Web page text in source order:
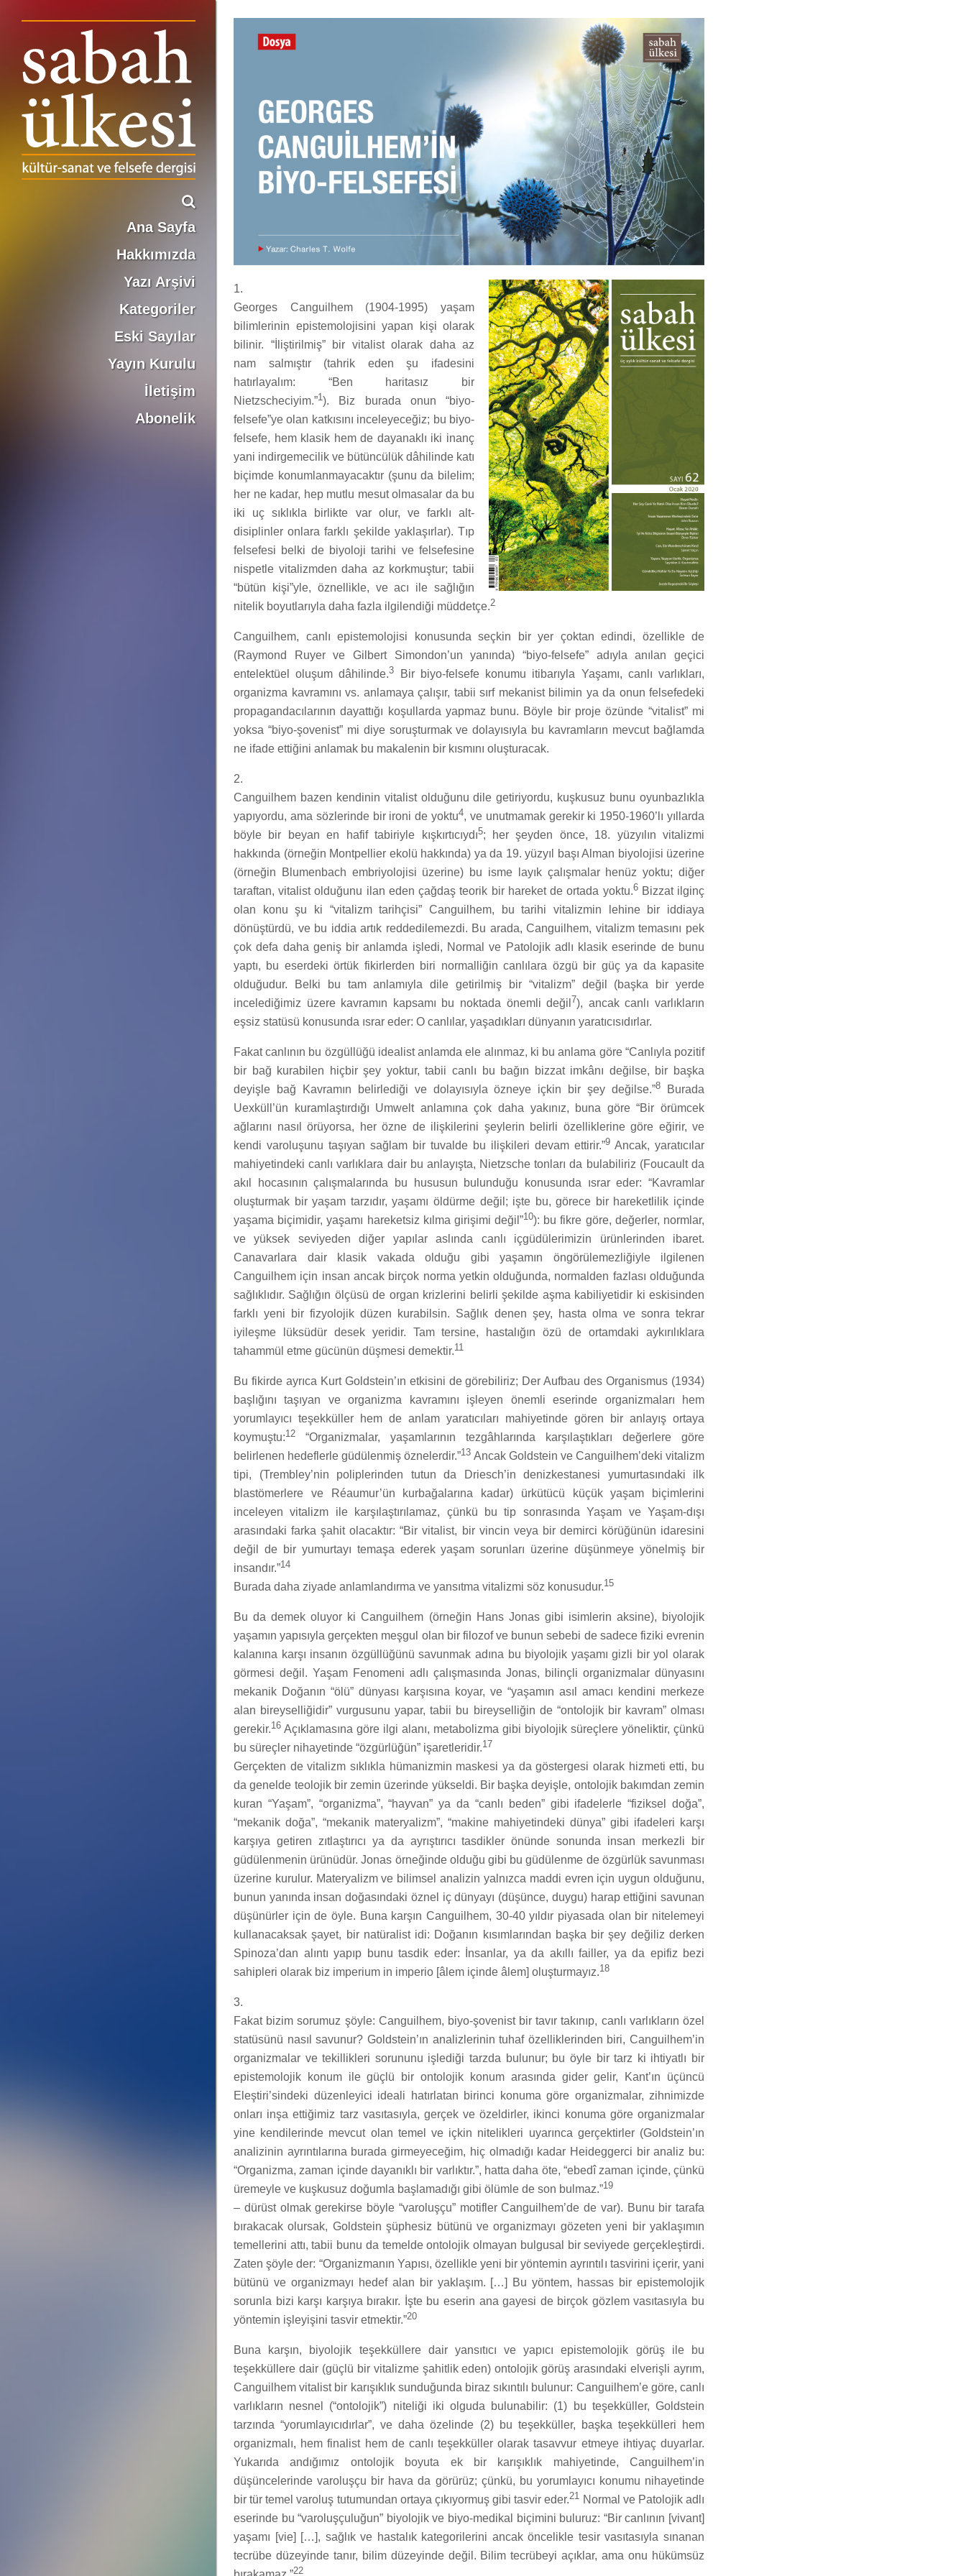
Ana Sayfa
Hakkımızda
Yazı Arşivi
Kategoriler
Eski Sayılar
Yayın Kurulu
İletişim
Abonelik
1.
Georges Canguilhem (1904-1995) yaşam
bilimlerinin epistemolojisini yapan kişi olarak
bilinir. “İliştirilmiş” bir vitalist olarak daha az
nam salmıştır (tahrik eden şu ifadesini
hatırlayalım: “Ben haritasız bir
Nietzscheciyim.”1 ). Biz burada onun “biyo-
felsefe”ye olan katkısını inceleyeceğiz; bu biyo-
felsefe, hem klasik hem de dayanaklı iki inanç
yani indirgemecilik ve bütüncülük dâhilinde katı
biçimde konumlanmayacaktır (şunu da bilelim;
her ne kadar, hep mutlu mesut olmasalar da bu
iki uç sıklıkla birlikte var olur, ve farklı alt-
disiplinler onlara farklı şekilde yaklaşırlar). Tıp
felsefesi belki de biyoloji tarihi ve felsefesine
nispetle vitalizmden daha az korkmuştur; tabii
“bütün kişi”yle, öznellikle, ve acı ile sağlığın
nitelik boyutlarıyla daha fazla ilgilendiği müddetçe.2
Canguilhem, canlı epistemolojisi konusunda seçkin bir yer çoktan edindi, özellikle de
(Raymond Ruyer ve Gilbert Simondon’un yanında) “biyo-felsefe” adıyla anılan geçici
entelektüel oluşum dâhilinde.3 Bir biyo-felsefe konumu itibarıyla Yaşamı, canlı varlıkları,
organizma kavramını vs. anlamaya çalışır, tabii sırf mekanist bilimin ya da onun felsefedeki
propagandacılarının dayattığı koşullarda yapmaz bunu. Böyle bir proje özünde “vitalist” mi
yoksa “biyo-şovenist” mi diye soruşturmak ve dolayısıyla bu kavramların mevcut bağlamda
ne ifade ettiğini anlamak bu makalenin bir kısmını oluşturacak.
2.
Canguilhem bazen kendinin vitalist olduğunu dile getiriyordu, kuşkusuz bunu oyunbazlıkla
yapıyordu, ama sözlerinde bir ironi de yoktu4, ve unutmamak gerekir ki 1950-1960’lı yıllarda
böyle bir beyan en hafif tabiriyle kışkırtıcıydı5; her şeyden önce, 18. yüzyılın vitalizmi
hakkında (örneğin Montpellier ekolü hakkında) ya da 19. yüzyıl başı Alman biyolojisi üzerine
(örneğin Blumenbach embriyolojisi üzerine) bu isme layık çalışmalar henüz yoktu; diğer
taraftan, vitalist olduğunu ilan eden çağdaş teorik bir hareket de ortada yoktu.6Bizzat ilginç
olan konu şu ki “vitalizm tarihçisi” Canguilhem, bu tarihi vitalizmin lehine bir iddiaya
dönüştürdü, ve bu iddia artık reddedilemezdi. Bu arada, Canguilhem, vitalizm temasını pek
çok defa daha geniş bir anlamda işledi, Normal ve Patolojik adlı klasik eserinde de bunu
yaptı, bu eserdeki örtük fikirlerden biri normalliğin canlılara özgü bir güç ya da kapasite
olduğudur. Belki bu tam anlamıyla dile getirilmiş bir “vitalizm” değil (başka bir yerde
incelediğimiz üzere kavramın kapsamı bu noktada önemli değil 7), ancak canlı varlıkların
eşsiz statüsü konusunda ısrar eder: O canlılar, yaşadıkları dünyanın yaratıcısıdırlar.
Fakat canlının bu özgüllüğü idealist anlamda ele alınmaz, ki bu anlama göre “Canlıyla pozitif
bir bağ kurabilen hiçbir şey yoktur, tabii canlı bu bağın bizzat imkânı değilse, bir başka
deyişle bağ Kavramın belirlediği ve dolayısıyla özneye içkin bir şey değilse.”8 Burada
Uexküll’ün kuramlaştırdığı Umwelt anlamına çok daha yakınız, buna göre “Bir örümcek
ağlarını nasıl örüyorsa, her özne de ilişkilerini şeylerin belirli özelliklerine göre eğirir, ve
kendi varoluşunu taşıyan sağlam bir tuvalde bu ilişkileri devam ettirir.”9 Ancak, yaratıcılar
mahiyetindeki canlı varlıklara dair bu anlayışta, Nietzsche tonları da bulabiliriz (Foucault da
akıl hocasının çalışmalarında bu hususun bulunduğu konusunda ısrar eder: “Kavramlar
oluşturmak bir yaşam tarzıdır, yaşamı öldürme değil; işte bu, görece bir hareketlilik içinde
yaşama biçimidir, yaşamı hareketsiz kılma girişimi değil”10): bu fikre göre, değerler, normlar,
ve yüksek seviyeden diğer yapılar aslında canlı içgüdülerimizin ürünlerinden ibaret.
Canavarlara dair klasik vakada olduğu gibi yaşamın öngörülemezliğiyle ilgilenen
Canguilhem için insan ancak birçok norma yetkin olduğunda, normalden fazlası olduğunda
sağlıklıdır. Sağlığın ölçüsü de organ krizlerini belirli şekilde aşma kabiliyetidir ki eskisinden
farklı yeni bir fizyolojik düzen kurabilsin. Sağlık denen şey, hasta olma ve sonra tekrar
iyileşme lüksüdür desek yeridir. Tam tersine, hastalığın özü de ortamdaki aykırılıklara
tahammül etme gücünün düşmesi demektir.11
Bu fikirde ayrıca Kurt Goldstein’ın etkisini de görebiliriz; Der Aufbau des Organismus (1934)
başlığını taşıyan ve organizma kavramını işleyen önemli eserinde organizmaları hem
yorumlayıcı teşekküller hem de anlam yaratıcıları mahiyetinde gören bir anlayış ortaya
koymuştu:12 “Organizmalar, yaşamlarının tezgâhlarında karşılaştıkları değerlere göre
belirlenen hedeflerle güdülenmiş öznelerdir.”13 Ancak Goldstein ve Canguilhem’deki vitalizm
tipi, (Trembley’nin poliplerinden tutun da Driesch’in denizkestanesi yumurtasındaki ilk
blastömerlere ve Réaumur’ün kurbağalarına kadar) ürkütücü küçük yaşam biçimlerini
inceleyen vitalizm ile karşılaştırılamaz, çünkü bu tip sonrasında Yaşam ve Yaşam-dışı
arasındaki farka şahit olacaktır: “Bir vitalist, bir vincin veya bir demirci körüğünün idaresini
değil de bir yumurtayı temaşa ederek yaşam sorunları üzerine düşünmeye yönelmiş bir
insandır.”14
Burada daha ziyade anlamlandırma ve yansıtma vitalizmi söz konusudur.15
Bu da demek oluyor ki Canguilhem (örneğin Hans Jonas gibi isimlerin aksine), biyolojik
yaşamın yapısıyla gerçekten meşgul olan bir filozof ve bunun sebebi de sadece fiziki evrenin
kalanına karşı insanın özgüllüğünü savunmak adına bu biyolojik yaşamı gizli bir yol olarak
görmesi değil. Yaşam Fenomeni adlı çalışmasında Jonas, bilinçli organizmalar dünyasını
mekanik Doğanın “ölü” dünyası karşısına koyar, ve “yaşamın asıl amacı kendini merkeze
alan bireyselliğidir” vurgusunu yapar, tabii bu bireyselliğin de “ontolojik bir kavram” olması
gerekir.16 Açıklamasına göre ilgi alanı, metabolizma gibi biyolojik süreçlere yöneliktir, çünkü
bu süreçler nihayetinde “özgürlüğün” işaretleridir.17
Gerçekten de vitalizm sıklıkla hümanizmin maskesi ya da göstergesi olarak hizmeti etti, bu
da genelde teolojik bir zemin üzerinde yükseldi. Bir başka deyişle, ontolojik bakımdan zemin
kuran “Yaşam”, “organizma”, “hayvan” ya da “canlı beden” gibi ifadelerle “fiziksel doğa”,
“mekanik doğa”, “mekanik materyalizm”, “makine mahiyetindeki dünya” gibi ifadeleri karşı
karşıya getiren zıtlaştırıcı ya da ayrıştırıcı tasdikler önünde sonunda insan merkezli bir
güdülenmenin ürünüdür. Jonas örneğinde olduğu gibi bu güdülenme de özgürlük savunması
üzerine kurulur. Materyalizm ve bilimsel analizin yalnızca maddi evren için uygun olduğunu,
bunun yanında insan doğasındaki öznel iç dünyayı (düşünce, duygu) harap ettiğini savunan
düşünürler için de öyle. Buna karşın Canguilhem, 30-40 yıldır piyasada olan bir nitelemeyi
kullanacaksak şayet, bir natüralist idi: Doğanın kısımlarından başka bir şey değiliz derken
Spinoza’dan alıntı yapıp bunu tasdik eder: İnsanlar, ya da akıllı failler, ya da epifiz bezi
sahipleri olarak biz imperium in imperio [âlem içinde âlem] oluşturmayız.18
3.
Fakat bizim sorumuz şöyle: Canguilhem, biyo-şovenist bir tavır takınıp, canlı varlıkların özel
statüsünü nasıl savunur? Goldstein’ın analizlerinin tuhaf özelliklerinden biri, Canguilhem’in
organizmalar ve tekillikleri sorununu işlediği tarzda bulunur; bu öyle bir tarz ki ihtiyatlı bir
epistemolojik konum ile güçlü bir ontolojik konum arasında gider gelir, Kant’ın üçüncü
Eleştiri’sindeki düzenleyici ideali hatırlatan birinci konuma göre organizmalar, zihnimizde
onları inşa ettiğimiz tarz vasıtasıyla, gerçek ve özeldirler, ikinci konuma göre organizmalar
yine kendilerinde mevcut olan temel ve içkin nitelikleri uyarınca gerçektirler (Goldstein’ın
analizinin ayrıntılarına burada girmeyeceğim, hiç olmadığı kadar Heideggerci bir analiz bu:
“Organizma, zaman içinde dayanıklı bir varlıktır.”, hatta daha öte, “ebedî zaman içinde, çünkü
üremeyle ve kuşkusuz doğumla başlamadığı gibi ölümle de son bulmaz.”19
– dürüst olmak gerekirse böyle “varoluşçu” motifler Canguilhem’de de var). Bunu bir tarafa
bırakacak olursak, Goldstein şüphesiz bütünü ve organizmayı gözeten yeni bir yaklaşımın
temellerini attı, tabii bunu da temelde ontolojik olmayan bulgusal bir seviyede gerçekleştirdi.
Zaten şöyle der: “Organizmanın Yapısı, özellikle yeni bir yöntemin ayrıntılı tasvirini içerir, yani
bütünü ve organizmayı hedef alan bir yaklaşım. […] Bu yöntem, hassas bir epistemolojik
sorunla bizi karşı karşıya bırakır. İşte bu eserin ana gayesi de birçok gözlem vasıtasıyla bu
yöntemin işleyişini tasvir etmektir.”20
Buna karşın, biyolojik teşekküllere dair yansıtıcı ve yapıcı epistemolojik görüş ile bu
teşekküllere dair (güçlü bir vitalizme şahitlik eden) ontolojik görüş arasındaki elverişli ayrım,
Canguilhem vitalist bir karışıklık sunduğunda biraz sıkıntılı bulunur: Canguilhem’e göre, canlı
varlıkların nesnel (“ontolojik”) niteliği iki olguda bulunabilir: (1) bu teşekküller, Goldstein
tarzında “yorumlayıcıdırlar”, ve daha özelinde (2) bu teşekküller, başka teşekkülleri hem
organizmalı, hem finalist hem de canlı teşekküller olarak tasavvur etmeye ihtiyaç duyarlar.
Yukarıda andığımız ontolojik boyuta ek bir karışıklık mahiyetinde, Canguilhem’in
düşüncelerinde varoluşçu bir hava da görürüz; çünkü, bu yorumlayıcı konumu nihayetinde
bir tür temel varoluş tutumundan ortaya çıkıyormuş gibi tasvir eder.21
Normal ve Patolojik adlı
eserinde bu “varoluşçuluğun” biyolojik ve biyo-medikal biçimini buluruz: “Bir canlının [vivant]
yaşamı [vie] […], sağlık ve hastalık kategorilerini ancak öncelikle tesir vasıtasıyla sınanan
tecrübe düzeyinde tanır, bilim düzeyinde değil. Bilim tecrübeyi açıklar, ama onu hükümsüz
22